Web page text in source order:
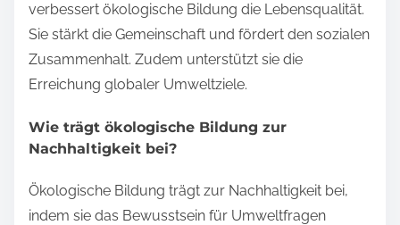
verbessert ökologische Bildung die Lebensqualität.
Sie stärkt die Gemeinschaft und fördert den sozialen
Zusammenhalt. Zudem unterstützt sie die
Erreichung globaler Umweltziele.
Wie trägt ökologische Bildung zur
Nachhaltigkeit bei?
Ökologische Bildung trägt zur Nachhaltigkeit bei,
indem sie das Bewusstsein für Umweltfragen